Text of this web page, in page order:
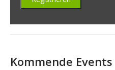
Kommende Events